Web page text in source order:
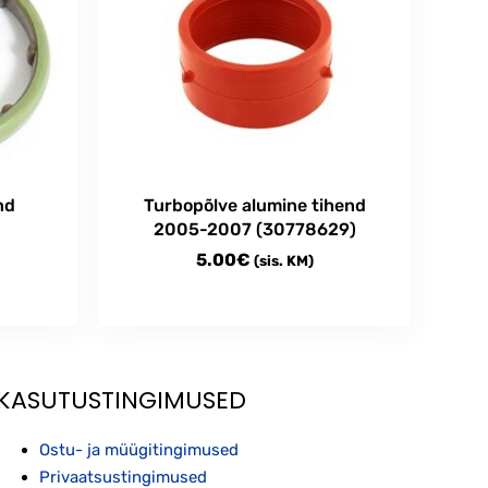
Turbopõlve alumine tihend
2005-2007 (30778629)
5.00€ (sis. KM)
Ostu- ja müügitingimused
Privaatsustingimused